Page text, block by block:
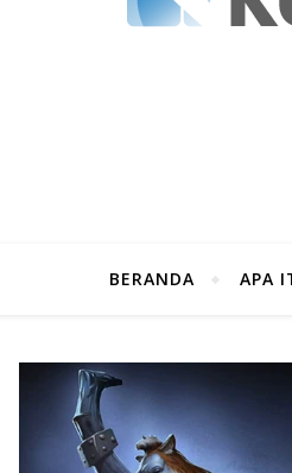
BERANDA APA